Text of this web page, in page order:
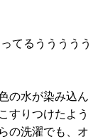
てるううううう
の水が染み込ん
すりつけたよう
の洗濯でも、オ